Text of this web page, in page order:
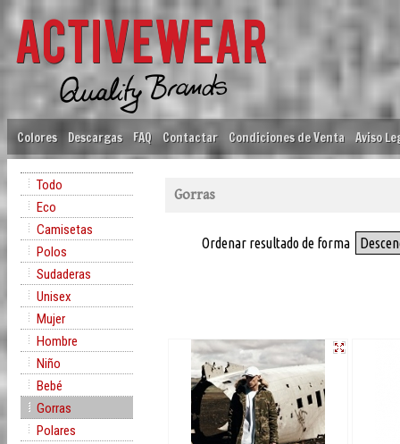
Colores Descargas FAQ Contactar Condiciones de Venta Aviso
Todo
Eco
Camisetas
Polos
Sudaderas
Unisex
Mujer
Hombre
Niño
Bebé
Gorras
Polares
Gorras
Ordenar resultado de forma